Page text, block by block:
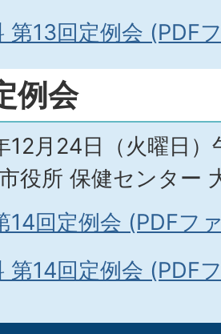
第13回定例会 (PDF
例会
12月24日（火曜日）
役所 保健センター
14回定例会 (PDFフ
第14回定例会 (PDF